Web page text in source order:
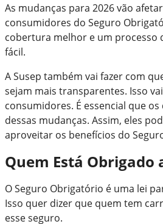
As mudanças para 2026 vão
consumidores do Seguro
cobertura melhor e um processo
fácil.
A Susep também vai fazer com
sejam mais transparentes. Isso
consumidores. É essencial que
dessas mudanças. Assim, eles
aproveitar os benefícios do
Quem Está Obrigado
O Seguro Obrigatório é uma lei
Isso quer dizer que quem tem
esse seguro.